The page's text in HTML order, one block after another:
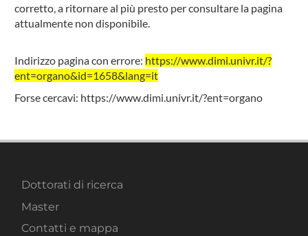
corretto, a ritornare al più presto per consultare la pagina
attualmente non disponibile.
Indirizzo pagina con errore: https://www.dimi.univr.it/?
ent=organo&id=1658&lang=it
Forse cercavi: https://www.dimi.univr.it/?ent=organo
Dottorati di ricerca
Master
Contatti e mappa